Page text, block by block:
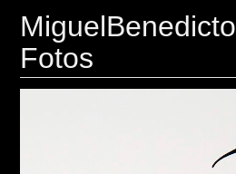
MiguelBenedicto
Fotos